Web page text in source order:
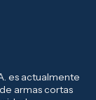
es actualmente
armas cortas